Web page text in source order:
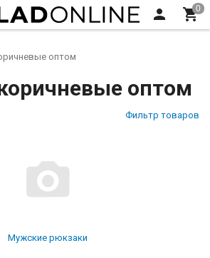
оптом
оптом
Фильтр товаров
Мужские рюкзаки